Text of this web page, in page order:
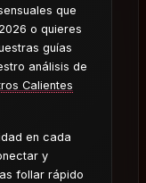
que
o quieres
guías
análisis de
Calientes
en cada
y
follar rápido